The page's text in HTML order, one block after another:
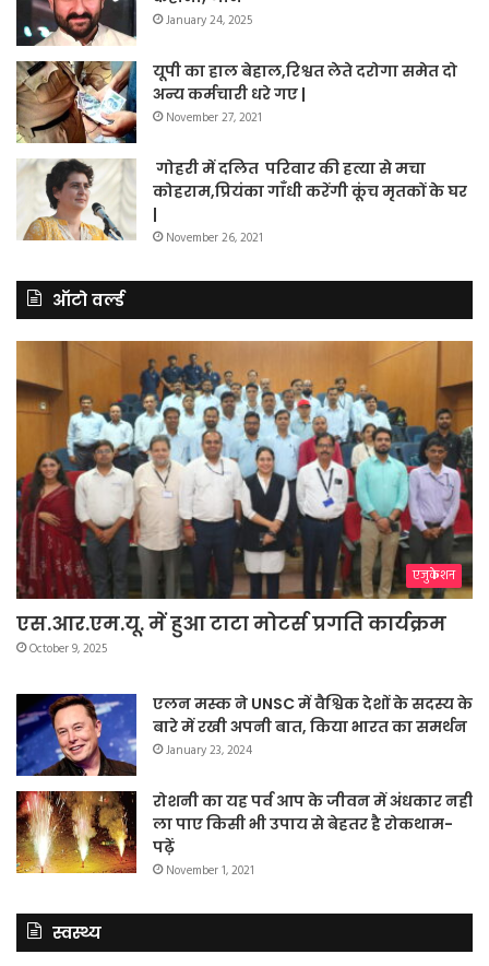
January 24, 2025
यूपी का हाल बेहाल,रिश्वत लेते दरोगा समेत दो
अन्य कर्मचारी धरे गए |
November 27, 2021
गोहरी में दलित परिवार की हत्या से मचा
कोहराम,प्रियंका गाँधी करेंगी कूंच मृतकों के घर
|
November 26, 2021
ऑटो वर्ल्ड
एजुकेशन
एस.आर.एम.यू. में हुआ टाटा मोटर्स प्रगति कार्यक्रम
October 9, 2025
एलन मस्क ने UNSC में वैश्विक देशों के सदस्य के
बारे में रखी अपनी बात, किया भारत का समर्थन
January 23, 2024
रोशनी का यह पर्व आप के जीवन में अंधकार नहीं
ला पाए किसी भी उपाय से बेहतर है रोकथाम-
पढ़ें
November 1, 2021
स्वस्थ्य